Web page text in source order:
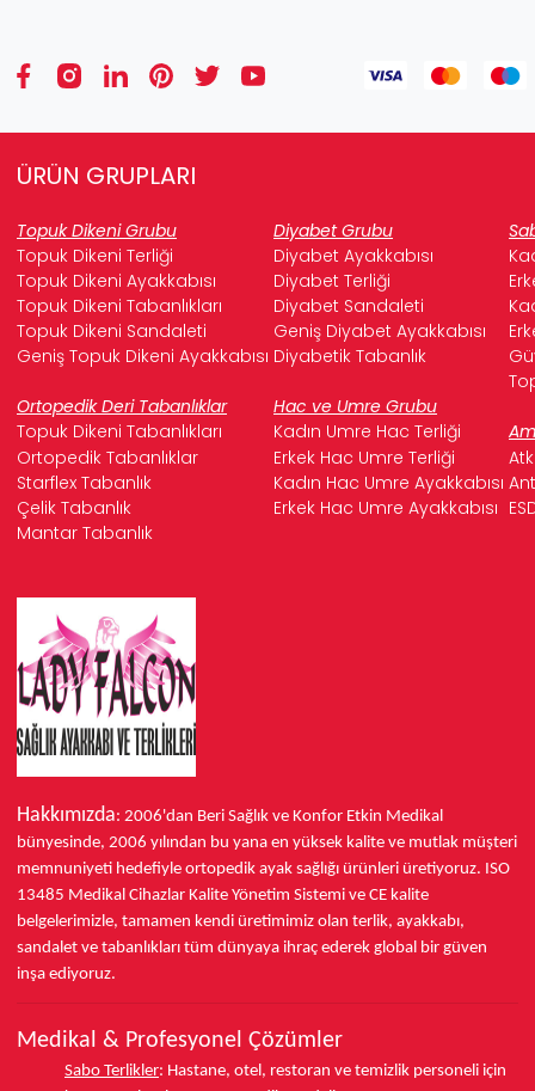
ÜRÜN GRUPLARI
Topuk Dikeni Grubu Diyabet Grubu
Topuk Dikeni Terliği
Diyabet Ayakkabısı
Topuk Dikeni Ayakkabısı
Diyabet Terliği
Topuk Dikeni Tabanlıkları
Diyabet Sandaleti
Topuk Dikeni Sandaleti
Geniş Diyabet Ayakkabısı
Geniş Topuk Dikeni Ayakkabısı Diyabetik Tabanlık
Ortopedik Deri Tabanlıklar
Hac ve Umre Grubu
Topuk Dikeni Tabanlıkları
Kadın Umre Hac Terliği
Ortopedik Tabanlıklar
Erkek Hac Umre Terliği
Starflex Tabanlık
Kadın Hac Umre Ayakkabısı
Çelik Tabanlık
Erkek Hac Umre Ayakkabısı
Mantar Tabanlık
Hakkımızda: 2006'dan Beri Sağlık ve Konfor Etkin Medikal
bünyesinde, 2006 yılından bu yana en yüksek kalite ve mutlak müşteri
memnuniyeti hedefiyle ortopedik ayak sağlığı ürünleri üretiyoruz. ISO
13485 Medikal Cihazlar Kalite Yönetim Sistemi ve CE kalite
belgelerimizle, tamamen kendi üretimimiz olan terlik, ayakkabı,
sandalet ve tabanlıkları tüm dünyaya ihraç ederek global bir güven
inşa ediyoruz.
Medikal & Profesyonel Çözümler
Sabo Terlikler: Hastane, otel, restoran ve temizlik personeli için